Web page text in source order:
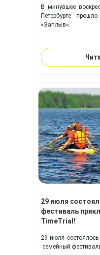
В минувшее
Петербурге
«Заплыв».
29 июля
фестиваль
TimeTrial!
29 июля
семейный